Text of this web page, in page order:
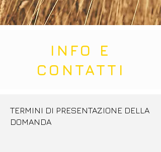
INFO E
CONTATTI
TERMINI DI PRESENTAZIONE DELLA
DOMANDA